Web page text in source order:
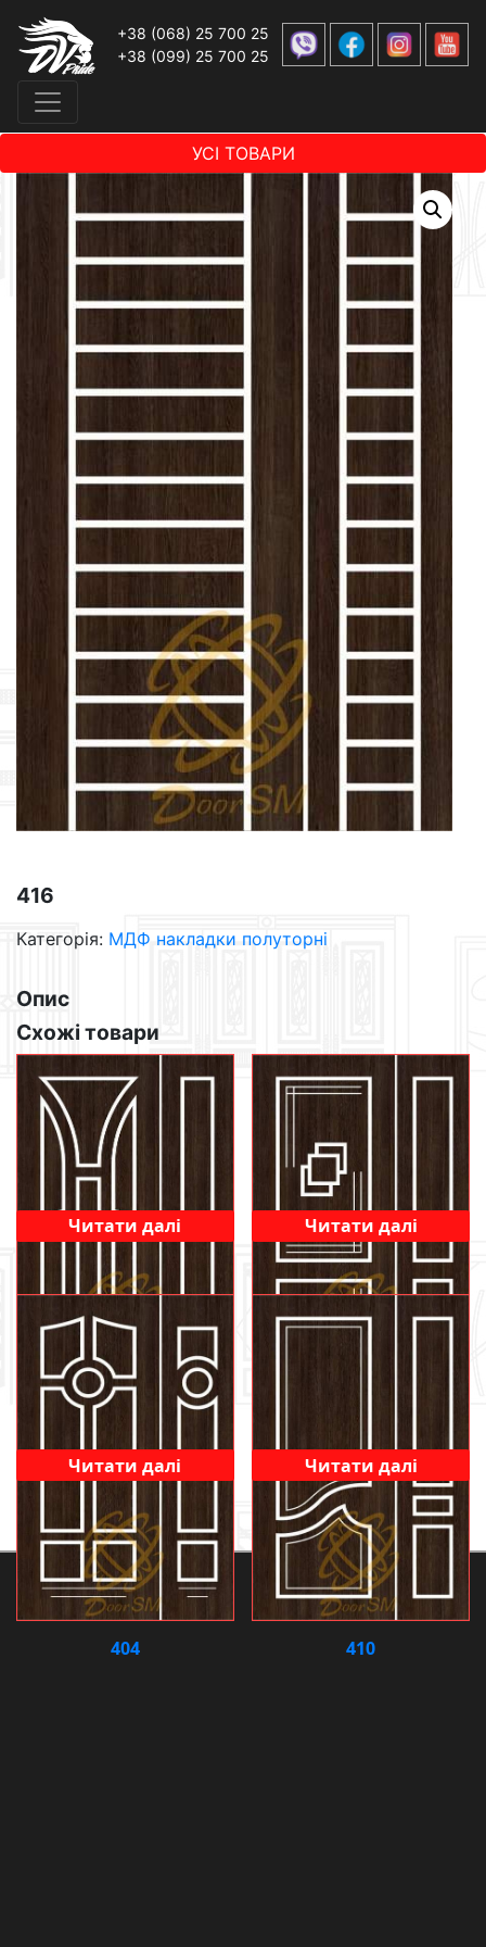
+38 (068) 25 700 25
+38 (099) 25 700 25
УСІ ТОВАРИ
416
Категорія: МДФ накладки полуторні
Опис
Схожі товари
428
Читати далі Читати далі
404
Читати далі
410
Читати далі